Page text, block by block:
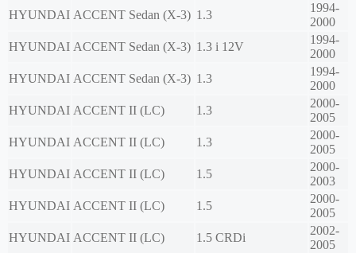
HYUNDAI ACCENT Sedan (X-3) 1.3
1994-
2000
HYUNDAI ACCENT Sedan (X-3) 1.3 i 12V
1994-
2000
HYUNDAI ACCENT Sedan (X-3) 1.3
1994-
2000
HYUNDAI ACCENT II (LC) 1.3
2000-
2005
HYUNDAI ACCENT II (LC) 1.3
2000-
2005
HYUNDAI ACCENT II (LC) 1.5
2000-
2003
HYUNDAI ACCENT II (LC) 1.5
2000-
2005
HYUNDAI ACCENT II (LC) 1.5 CRDi
2002-
2005